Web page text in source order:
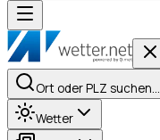
Ort oder PLZ suchen…
Wetter